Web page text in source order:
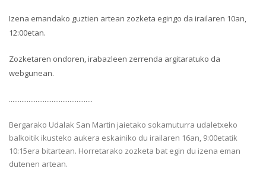
Izena emandako guztien artean zozketa egingo da irailaren 10an,
12:00etan.
Zozketaren ondoren, irabazleen zerrenda argitaratuko da
webgunean.
...............................................
Bergarako Udalak San Martin jaietako sokamuturra udaletxeko
balkoitik ikusteko aukera eskainiko du irailaren 16an, 9:00etatik
10:15era bitartean. Horretarako zozketa bat egin du izena eman
dutenen artean.